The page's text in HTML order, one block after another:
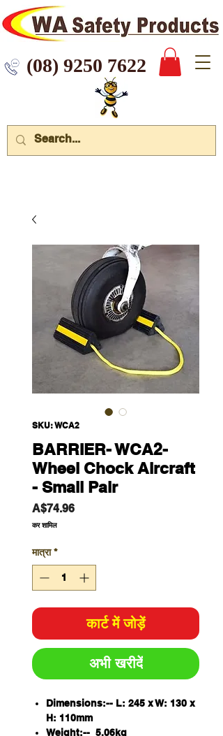
7622
SKU: WCA2
BARRIER- WCA2-
Wheel Chock Aircraft
- Small Pair
A$74.96मूल्य
कर शामिल
मात्रा *
कार्ट में जोड़ें
अभी खरीदें
Dimensions:-- L: 245 x W: 130 x
H: 110mm
Weight:-- 5.06kg